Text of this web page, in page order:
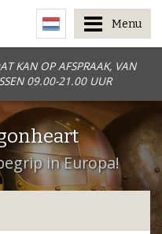
KAN OP AFSPRAAK, VAN
09.00-21.00 UUR
Menu
in Europa!